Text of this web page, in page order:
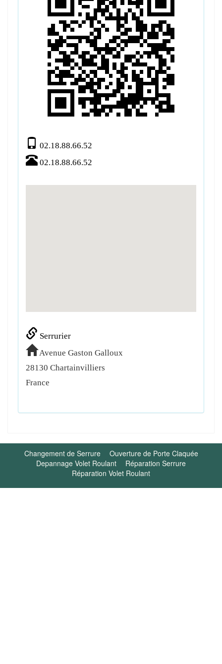
02.18.88.66.52
02.18.88.66.52
Serrurier
Avenue Gaston Galloux
28130 Chartainvilliers
France
Changement de Serrure
Ouverture de Porte Claquée
Depannage Volet Roulant
Réparation Serrure
Réparation Volet Roulant